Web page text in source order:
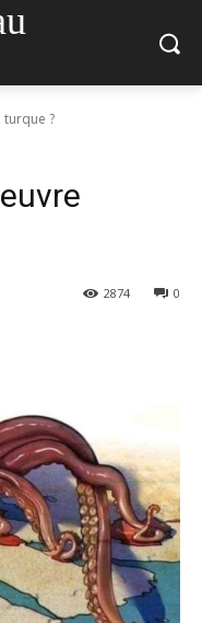
?
0
2874